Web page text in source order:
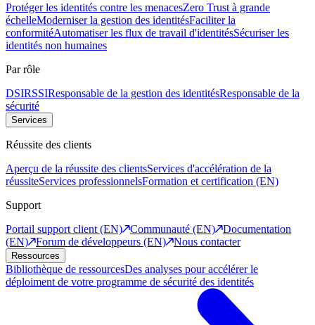
Protéger les identités contre les menacesZero Trust à grande
échelleModerniser la gestion des identitésFaciliter la
conformitéAutomatiser les flux de travail d'identitésSécuriser les
identités non humaines
Par rôle
DSIRSSIResponsable de la gestion des identitésResponsable de la
sécurité
Services
Réussite des clients
Aperçu de la réussite des clientsServices d'accélération de la
réussiteServices professionnelsFormation et certification (EN)
Support
Portail support client (EN)
Communauté (EN)
Documentation
(EN)
Forum de développeurs (EN) Nous contacter
Ressources
Bibliothèque de ressourcesDes analyses pour accélérer le
déploiment de votre programme de sécurité des identités